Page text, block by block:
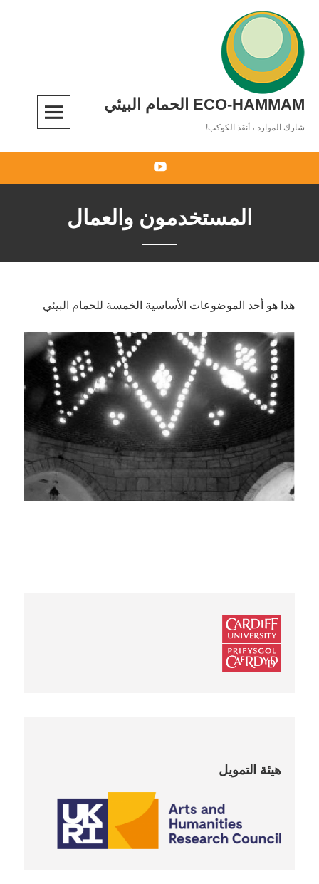
content
ECO-HAMMAM الحمام البيئي
شارك الموارد ، أنقذ الكوكب!
You
Tube
المستخدمون والعمال
هذا هو أحد الموضوعات الأساسية الخمسة للحمام البيئي
هيئة التمويل